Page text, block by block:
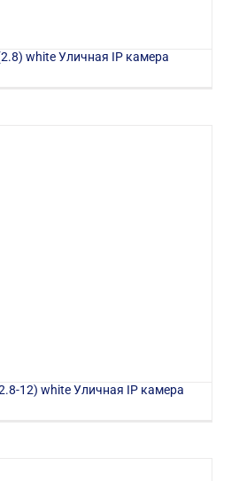
white Уличная IP камера
12) white Уличная IP камера